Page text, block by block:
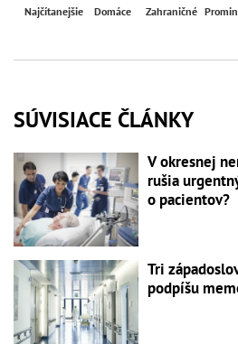
Najčítanejšie Domáce Zahraničné
SÚVISIACE ČLÁNKY
V okresnej
rušia
o pacientov?
Tri
podpíšu